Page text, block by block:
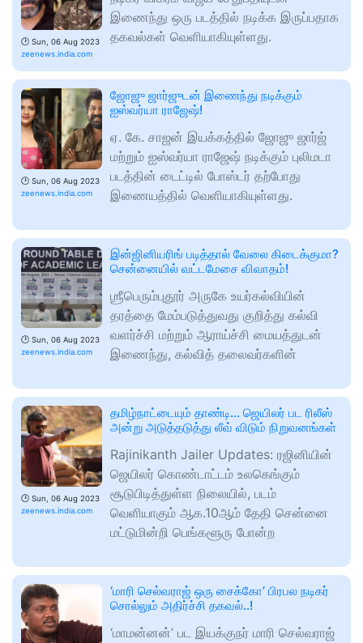
🕑 Sun, 06 Aug 2023
zeenews.india.com
இணைந்து ஒரு படத்தில் நடிக்க இருப்பதாக
தகவல்கள் வெளியாகியுள்ளது.
🕑 Sun, 06 Aug 2023
zeenews.india.com
ஜோஜு ஜார்ஜுடன் இணைந்து நடிக்கும்
ஐஸ்வர்யா ராஜேஷ்!
ஏ. கே. சாஜன் இயக்கத்தில் ஜோஜு ஜார்ஜ்
மற்றும் ஐஸ்வர்யா ராஜேஷ் நடிக்கும் புலிமடா
படத்தின் டைட்டில் போஸ்டர் தற்போது
இணையத்தில் வெளியாகியுள்ளது.
🕑 Sun, 06 Aug 2023
zeenews.india.com
இன்ஜினியரிங் படித்தால் வேலை கிடைக்குமா?
சென்னையில் வட்டமேசை விவாதம்!
ஶ்ரீபெரும்புதூர் அருகே உயர்கல்வியின்
தரத்தை மேம்படுத்துவது குறித்து கல்வி
வளர்ச்சி மற்றும் ஆராய்ச்சி மையத்துடன்
இணைந்து, கல்வித் தலைவர்களின்
🕑 Sun, 06 Aug 2023
zeenews.india.com
தமிழ்நாட்டையும் தாண்டி... ஜெயிலர் பட ரிலீஸ்
அன்று அடுத்தடுத்து லீவ் விடும் நிறுவனங்கள்
Rajinikanth Jailer Updates: ரஜினியின்
ஜெயிலர் கொண்டாட்டம் உலகெங்கும்
சூடுபிடித்துள்ள நிலையில், படம்
வெளியாகும் ஆக.10ஆம் தேதி சென்னை
மட்டுமின்றி பெங்களூரு போன்ற
‘மாரி செல்வராஜ் ஒரு சைக்கோ’ பிரபல நடிகர்
சொல்லும் அதிர்ச்சி தகவல்..!
‘மாமன்னன்’ பட இயக்குநர் மாரி செல்வராஜ்